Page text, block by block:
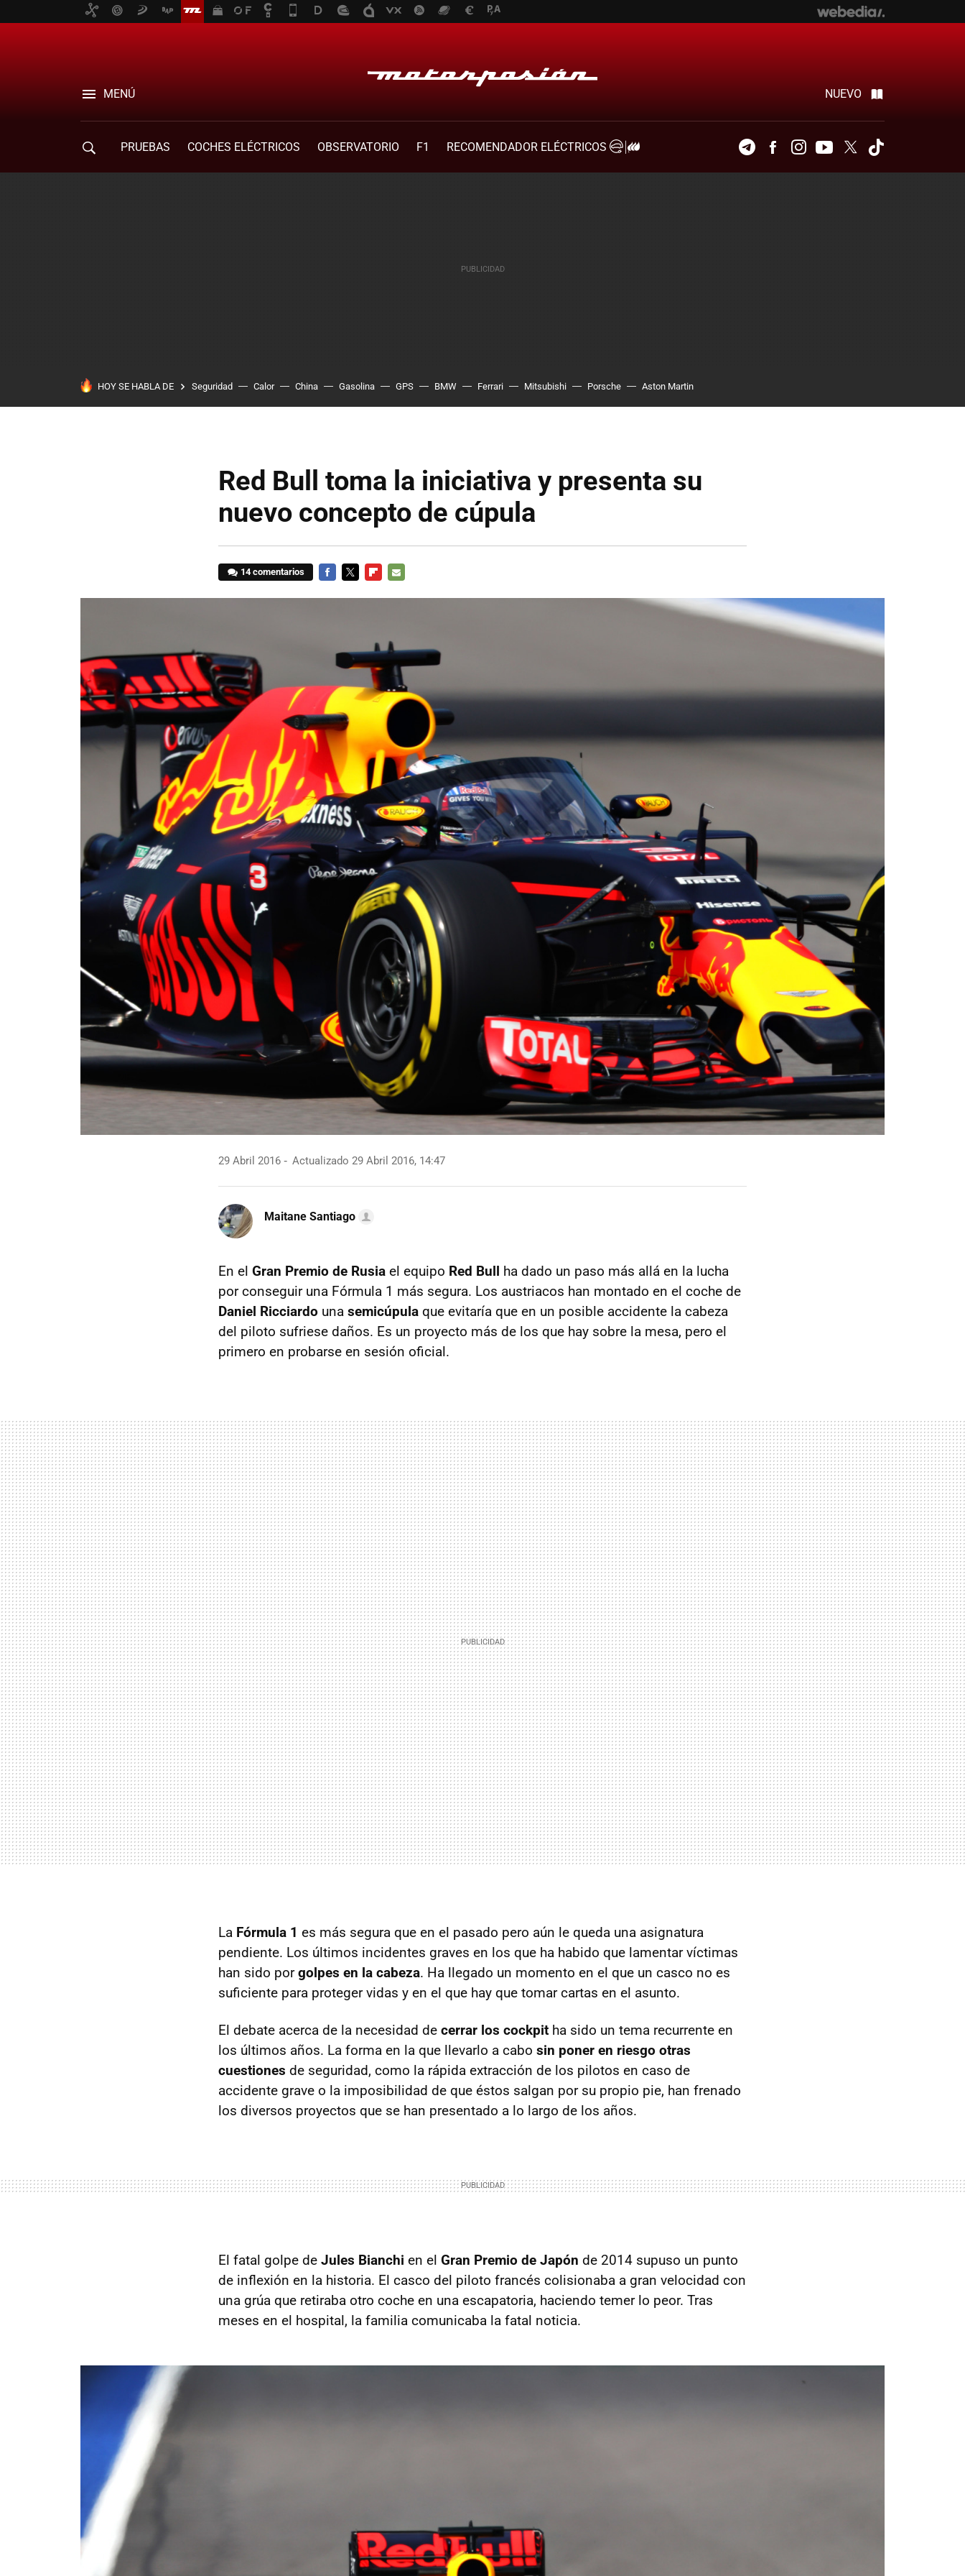
MENÚ NUEVO
PRUEBAS COCHES ELÉCTRICOS OBSERVATORIO F1
RECOMENDADOR ELÉCTRICOS
TelegramFacebookInstagramYoutubeTwitter
HOY SE HABLA DE Seguridad Calor China Gasolina GPS BMW Ferrari Mitsubishi Porsche Aston Martin
Red Bull toma la iniciativa y presenta su
nuevo concepto de cúpula
14 comentarios
29 Abril 2016 Actualizado 29 Abril 2016, 14:47
Maitane Santiago
En el Gran Premio de Rusia el equipo Red Bull ha dado un paso más allá en la lucha
por conseguir una Fórmula 1 más segura. Los austriacos han montado en el coche de
Daniel Ricciardo una semicúpula que evitaría que en un posible accidente la cabeza
del piloto sufriese daños. Es un proyecto más de los que hay sobre la mesa, pero el
primero en probarse en sesión oficial.
La Fórmula 1 es más segura que en el pasado pero aún le queda una asignatura
pendiente. Los últimos incidentes graves en los que ha habido que lamentar víctimas
han sido porgolpes en la cabeza. Ha llegado un momento en el que un casco no es
suficiente para proteger vidas y en el que hay que tomar cartas en el asunto.
El debate acerca de la necesidad de cerrar los cockpit ha sido un tema recurrente en
los últimos años. La forma en la que llevarlo a cabo sin poner en riesgo otras
cuestiones de seguridad, como la rápida extracción de los pilotos en caso de
accidente grave o la imposibilidad de que éstos salgan por su propio pie, han frenado
los diversos proyectos que se han presentado a lo largo de los años.
El fatal golpe de Jules Bianchi en el Gran Premio de Japón de 2014 supuso un punto
de inflexión en la historia. El casco del piloto francés colisionaba a gran velocidad con
una grúa que retiraba otro coche en una escapatoria, haciendo temer lo peor. Tras
meses en el hospital, la familia comunicaba la fatal noticia.